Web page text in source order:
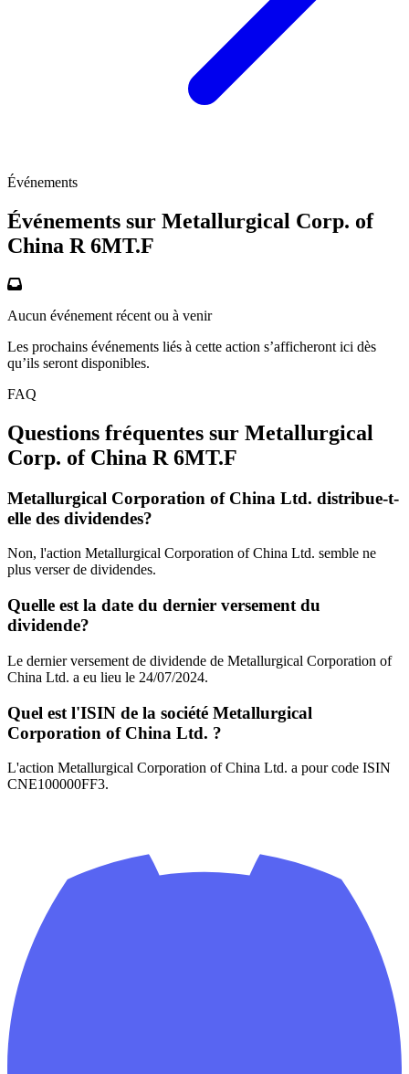
Événements
Événements sur Metallurgical Corp. of
China R 6MT.F
Aucun événement récent ou à venir
Les prochains événements liés à cette action s’afficheront ici dès
qu’ils seront disponibles.
FAQ
Questions fréquentes sur Metallurgical
Corp. of China R 6MT.F
Metallurgical Corporation of China Ltd. distribue-t-
elle des dividendes?
Non, l'action Metallurgical Corporation of China Ltd. semble ne
plus verser de dividendes.
Quelle est la date du dernier versement du
dividende?
Le dernier versement de dividende de Metallurgical Corporation of
China Ltd. a eu lieu le 24/07/2024.
Quel est l'ISIN de la société Metallurgical
Corporation of China Ltd. ?
L'action Metallurgical Corporation of China Ltd. a pour code ISIN
CNE100000FF3.